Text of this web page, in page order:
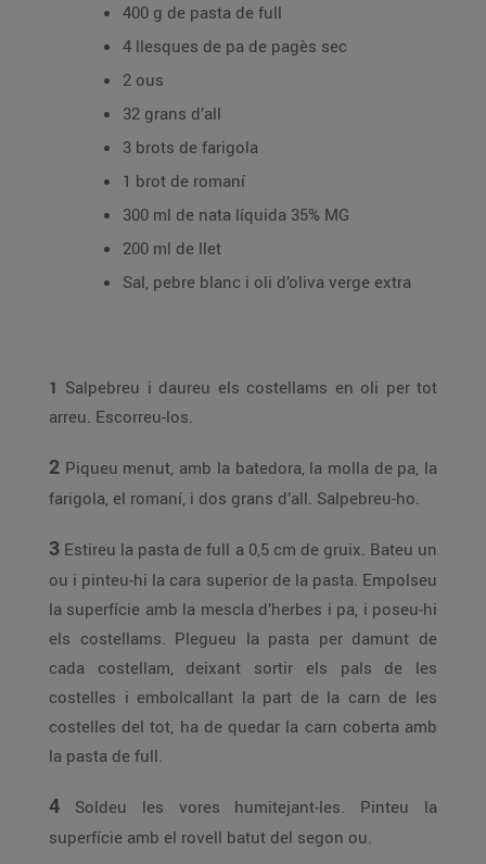
400 g de pasta de full
4 llesques de pa de pagès sec
2 ous
32 grans d’all
3 brots de farigola
1 brot de romaní
300 ml de nata líquida 35% MG
200 ml de llet
Sal, pebre blanc i oli d’oliva verge extra
1 Salpebreu i daureu els costellams en oli per tot
arreu. Escorreu-los.
2 Piqueu menut, amb la batedora, la molla de pa, la
farigola, el romaní, i dos grans d’all. Salpebreu-ho.
3 Estireu la pasta de full a 0,5 cm de gruix. Bateu un
ou i pinteu-hi la cara superior de la pasta. Empolseu
la superfície amb la mescla d’herbes i pa, i poseu-hi
els costellams. Plegueu la pasta per damunt de
cada costellam, deixant sortir els pals de les
costelles i embolcallant la part de la carn de les
costelles del tot, ha de quedar la carn coberta amb
la pasta de full.
4 Soldeu les vores humitejant-les. Pinteu la
superfície amb el rovell batut del segon ou.